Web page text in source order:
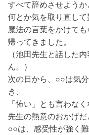
すべて辞めさせようか
何とか気を取り直し
魔法の言葉をかけて
帰ってきました。
（池田先生と話した
ん。）
次の日から、○○は気
き、
「怖い」とも言わなく
先生の熱意のおかげだ
○○は、感受性が強く